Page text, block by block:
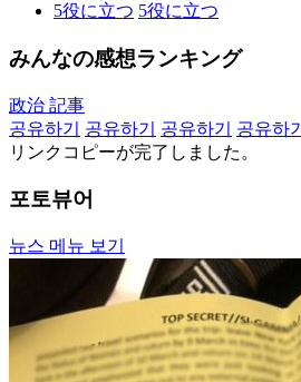
5役に立つ 5役に立つ
みんなの感想ランキング
政治 記事
공유하기
공유하기 공유하기 공유하기
リンクコピーが完了しました。
포토뷰어
뉴스 메뉴 보기